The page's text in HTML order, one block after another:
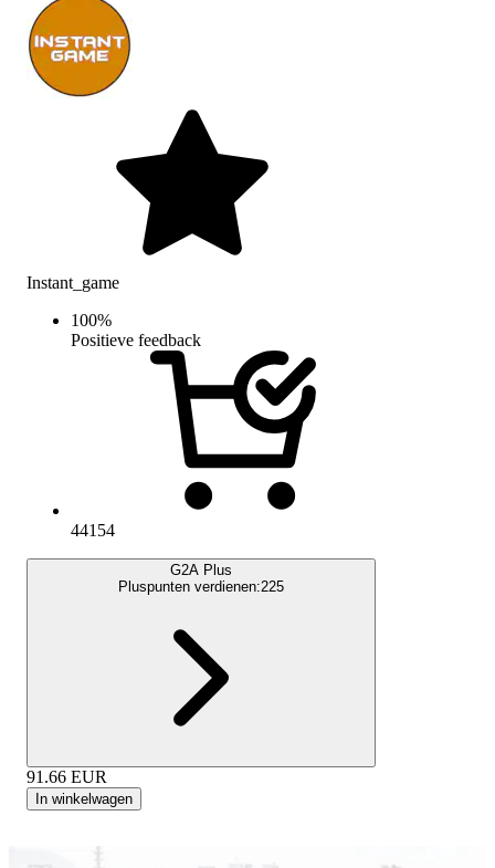
Instant_game
100%
Positieve feedback
44154
G2A Plus
Pluspunten verdienen:225
91.66 EUR
In winkelwagen